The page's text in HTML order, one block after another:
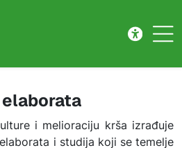
i melioraciju krša izrađuje
i studija koji se temelje